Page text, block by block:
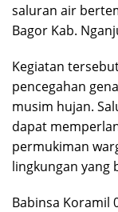
saluran air
Bagor Kab.
Kegiatan
pencegahan
musim hujan.
dapat
permukiman
lingkungan yang
Babinsa Koramil